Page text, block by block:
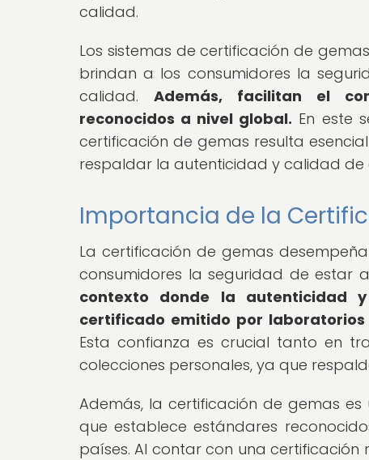
calidad.
Los sistemas de certificación de
brindan a los consumidores la
calidad. Además, facilitan el
reconocidos a nivel global. En este
certificación de gemas resulta
respaldar la autenticidad y calidad de
Importancia de la
La certificación de gemas
consumidores la seguridad de estar
contexto donde la autenticidad
certificado emitido por
Esta confianza es crucial tanto en
colecciones personales, ya que
Además, la certificación de gemas
que establece estándares
países. Al contar con una